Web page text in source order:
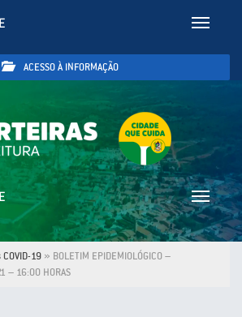
Toggle
ACESSO À INFORMAÇÃO
Toggle
19 » BOLETIM EPIDEMIOLÓGICO –
– 16:00 HORAS